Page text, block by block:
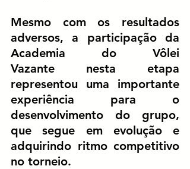
Mesmo com os resultados
Academia do Vôlei
Vazante nesta etapa
representou uma importante
experiência para o
desenvolvimento do grupo,
que segue em evolução e
adquirindo ritmo competitivo
no torneio.